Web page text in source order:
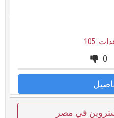
105
0
ستروين في مصر